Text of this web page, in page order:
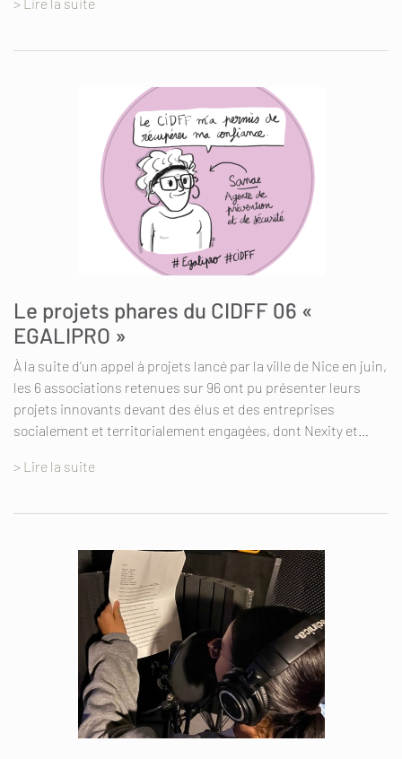
Le projets phares du CIDFF 06 «
EGALIPRO »
À la suite d’un appel à projets lancé par la ville de Nice en juin,
les 6 associations retenues sur 96 ont pu présenter leurs
projets innovants devant des élus et des entreprises
socialement et territorialement engagées, dont Nexity et…
> Lire la suite